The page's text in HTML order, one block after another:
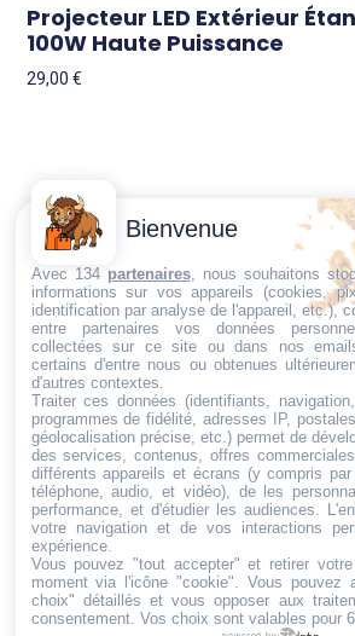
Projecteur LED Extérieur
100W Haute Puissance
29,00€
Conditions
générales
de vente
Politique de
cookies
Politique de
confidentialité
Mentions
légales
Conditions de
retour et de
remboursement
Droit de
rétractation
Contactez-
Nous
Email:
dt@sasbms.fr
Bienvenue
Avec 134 partenaires, nous souhaitons
informations sur vos appareils (cookies,
identification par analyse de l'appareil, etc.),
entre partenaires vos données
collectées sur ce site ou dans nos
certains d'entre nous ou obtenues
d'autres contextes.
Traiter ces données (identifiants,
programmes de fidélité, adresses IP,
géolocalisation précise, etc.) permet de
des services, contenus, offres
différents appareils et écrans (y compris par
téléphone, audio, et vidéo), de les
performance, et d'étudier les audiences.
votre navigation et de vos interactions
expérience.
Vous pouvez "tout accepter" et retirer
moment via l'icône "cookie" . Vous pouvez
choix" détaillés et vous opposer aux
consentement. Vos choix sont valables pour 6